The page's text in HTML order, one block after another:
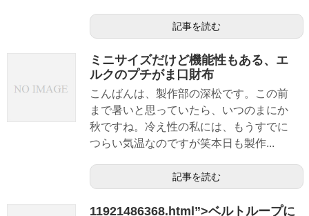
記事を読む
ミニサイズだけど機能性もある、エ
ルクのプチがま口財布
こんばんは、製作部の深松です。この前
まで暑いと思っていたら、いつのまにか
秋ですね。冷え性の私には、もうすでに
つらい気温なのですが笑本日も製作...
記事を読む
11921486368.html”>ベルトループに